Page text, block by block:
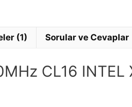
(1) Sorular ve Cevaplar
CL16 INTEL